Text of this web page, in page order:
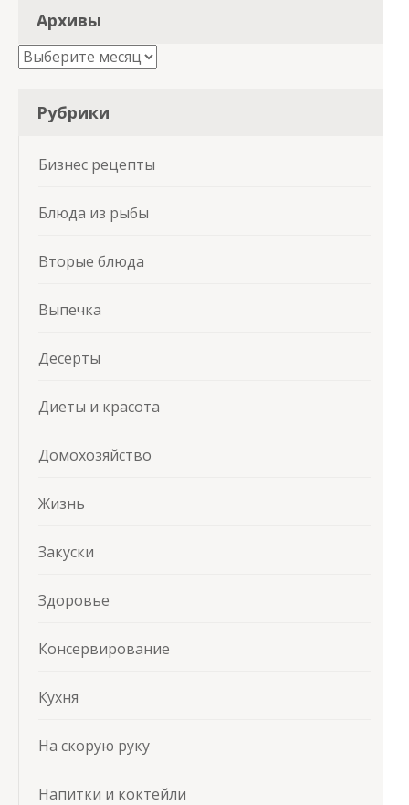
Архивы
Архивы
Рубрики
Бизнес рецепты
Блюда из рыбы
Вторые блюда
Выпечка
Десерты
Диеты и красота
Домохозяйство
Жизнь
Закуски
Здоровье
Консервирование
Кухня
На скорую руку
Напитки и коктейли